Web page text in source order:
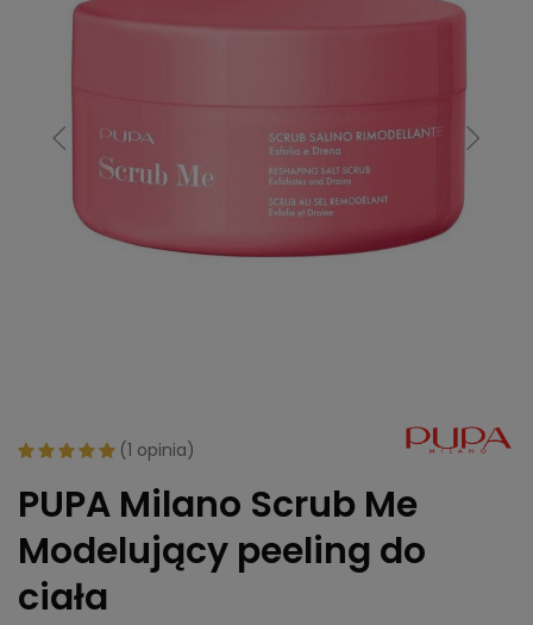
(1 opinia)
PUPA Milano Scrub Me
Modelujący peeling do
ciała